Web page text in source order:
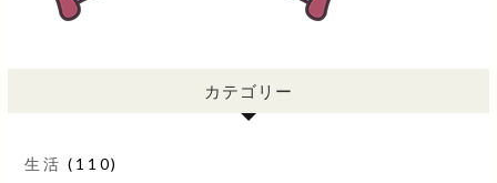
カテゴリー
生活 (110)